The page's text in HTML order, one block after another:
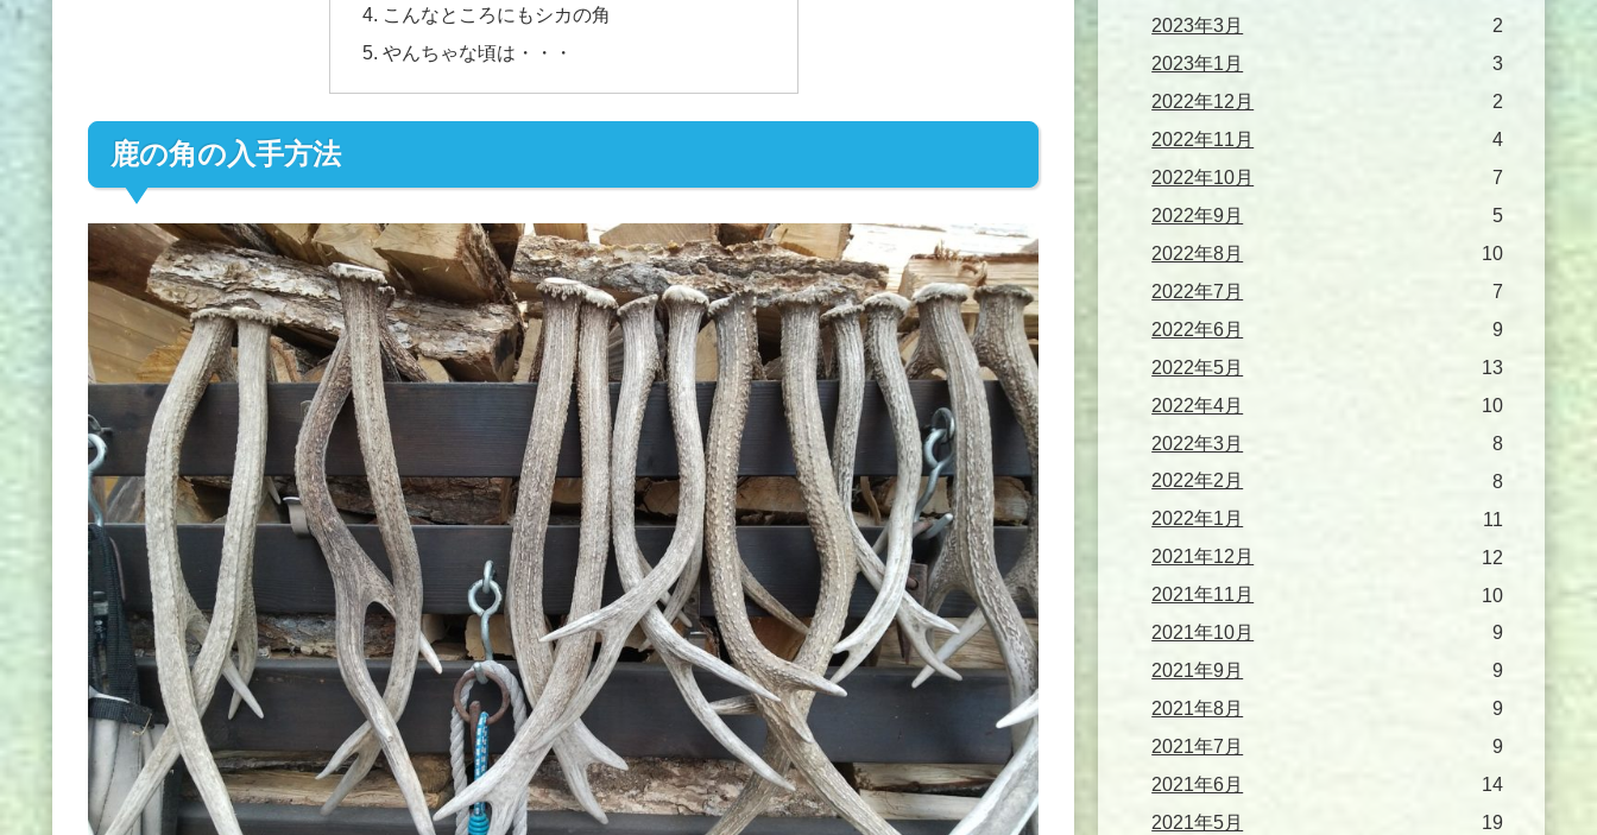
こんなところにもシカの角
やんちゃな頃は・・・
鹿の角の入手方法
2023年3月
2
2023年1月
3
2022年12月
2
2022年11月
4
2022年10月
7
2022年9月
5
2022年8月
10
2022年7月
7
2022年6月
9
2022年5月
13
2022年4月
10
2022年3月
8
2022年2月
8
2022年1月
11
2021年12月
12
2021年11月
10
2021年10月
9
2021年9月
9
2021年8月
9
2021年7月
9
2021年6月
14
2021年5月
19